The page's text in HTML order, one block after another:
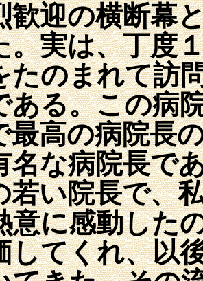
歓迎の横断幕
。実は、丁度
たのまれて訪
ある。この病
最高の病院長
名な病院長で
若い院長で、
意に感動した
してくれ、以